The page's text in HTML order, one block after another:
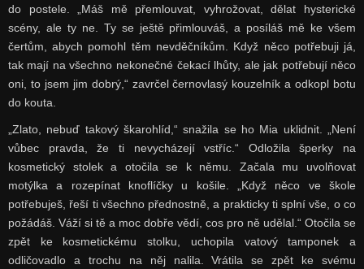
do postele. „Máš mě přemlouvat, vyhrožovat, dělat hysterické
scény, ale ty ne. Ty se ještě přimlouváš, a posíláš mě ke všem
čertům, abych pomohl těm nevděčníkům. Když něco potřebuji já,
tak mají na všechno nekonečné čekací lhůty, ale jak potřebují něco
oni, to jsem jim dobrý,“ zavrčel černovlasý kouzelník a odkopl botu
do kouta.
„Zlato, nebuď takový škarohlíd,“ snažila se ho Mia uklidnit. „Není
vůbec pravda, že ti nevycházejí vstříc.“ Odložila šperky na
kosmetický stolek a otočila se k němu. Začala mu uvolňovat
motýlka a rozepínat knoflíčky u košile. „Když něco ve škole
potřebuješ, řeší ti všechno přednostně, a prakticky ti splní vše, o co
požádáš. Váží si tě a moc dobře vědí, cos pro ně udělal.“ Otočila se
zpět ke kosmetickému stolku, uchopila vatový tamponek a
odličovadlo a trochu na něj nalila. Vrátila se zpět ke svému